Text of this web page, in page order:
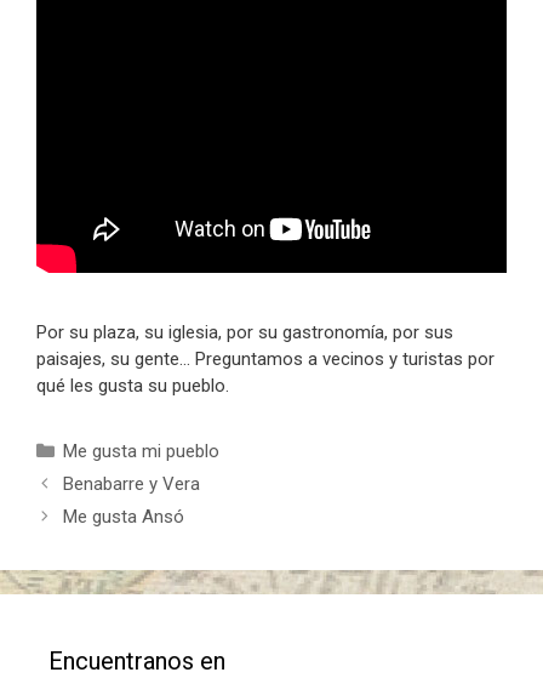
Por su plaza, su iglesia, por su gastronomía, por sus
paisajes, su gente… Preguntamos a vecinos y turistas por
qué les gusta su pueblo.
Categorías
Me gusta mi pueblo
Benabarre y Vera
Me gusta Ansó
Encuentranos en